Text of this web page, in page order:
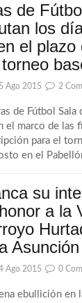
de
los
el plazo
Ago 2015 2
de Fútbol Sala
el marco de las
para el
en el
su
a la
Asunción
Ago 2015 0
ebullición en